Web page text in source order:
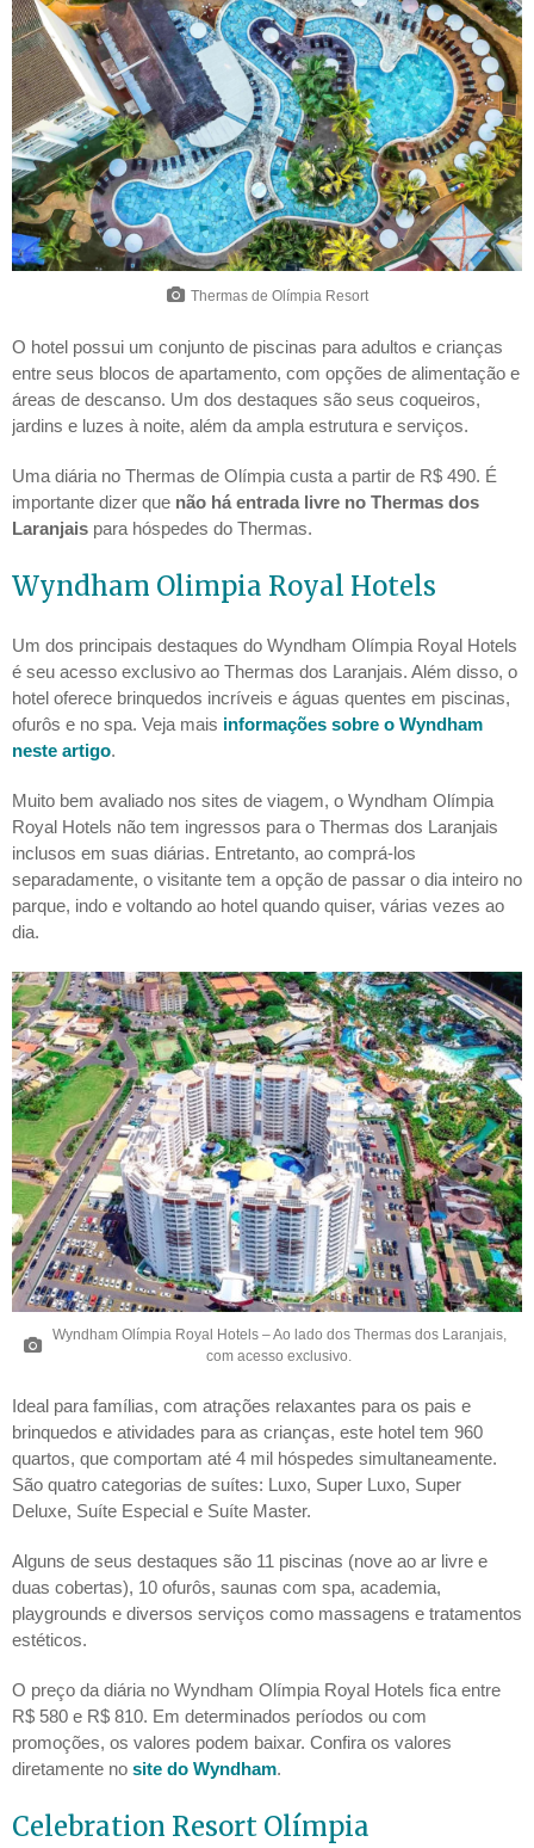
Thermas de Olímpia Resort
O hotel possui um conjunto de piscinas para adultos e crianças
entre seus blocos de apartamento, com opções de alimentação e
áreas de descanso. Um dos destaques são seus coqueiros,
jardins e luzes à noite, além da ampla estrutura e serviços.
Uma diária no Thermas de Olímpia custa a partir de R$ 490. É
importante dizer que não há entrada livre no Thermas dos
Laranjais para hóspedes do Thermas.
Wyndham Olimpia Royal Hotels
Um dos principais destaques do Wyndham Olímpia Royal Hotels
é seu acesso exclusivo ao Thermas dos Laranjais. Além disso, o
hotel oferece brinquedos incríveis e águas quentes em piscinas,
ofurôs e no spa. Veja mais informações sobre o Wyndham
neste artigo.
Muito bem avaliado nos sites de viagem, o Wyndham Olímpia
Royal Hotels não tem ingressos para o Thermas dos Laranjais
inclusos em suas diárias. Entretanto, ao comprá-los
separadamente, o visitante tem a opção de passar o dia inteiro no
parque, indo e voltando ao hotel quando quiser, várias vezes ao
dia.
Wyndham Olímpia Royal Hotels – Ao lado dos Thermas dos Laranjais,
com acesso exclusivo.
Ideal para famílias, com atrações relaxantes para os pais e
brinquedos e atividades para as crianças, este hotel tem 960
quartos, que comportam até 4 mil hóspedes simultaneamente.
São quatro categorias de suítes: Luxo, Super Luxo, Super
Deluxe, Suíte Especial e Suíte Master.
Alguns de seus destaques são 11 piscinas (nove ao ar livre e
duas cobertas), 10 ofurôs, saunas com spa, academia,
playgrounds e diversos serviços como massagens e tratamentos
estéticos.
O preço da diária no Wyndham Olímpia Royal Hotels fica entre
R$ 580 e R$ 810. Em determinados períodos ou com
promoções, os valores podem baixar. Confira os valores
diretamente no site do Wyndham.
Celebration Resort Olímpia